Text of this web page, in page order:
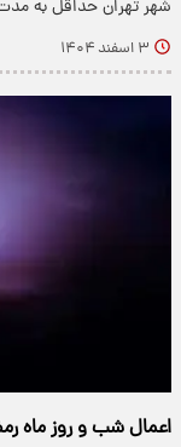
شهر تهران حداقل به مدت ۱۰ ساعت در روز خبر
۳ اسفند ۱۴۰۴
اعمال شب و روز ماه رمضان؛ ۶ عمل برای